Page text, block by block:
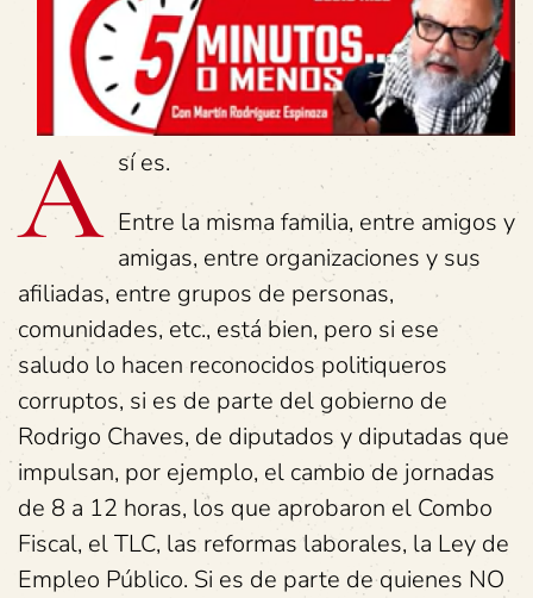
A sí es.
Entre la misma familia, entre amigos y
amigas, entre organizaciones y sus
afiliadas, entre grupos de personas,
comunidades, etc., está bien, pero si ese
saludo lo hacen reconocidos politiqueros
corruptos, si es de parte del gobierno de
Rodrigo Chaves, de diputados y diputadas que
impulsan, por ejemplo, el cambio de jornadas
de 8 a 12 horas, los que aprobaron el Combo
Fiscal, el TLC, las reformas laborales, la Ley de
Empleo Público. Si es de parte de quienes NO